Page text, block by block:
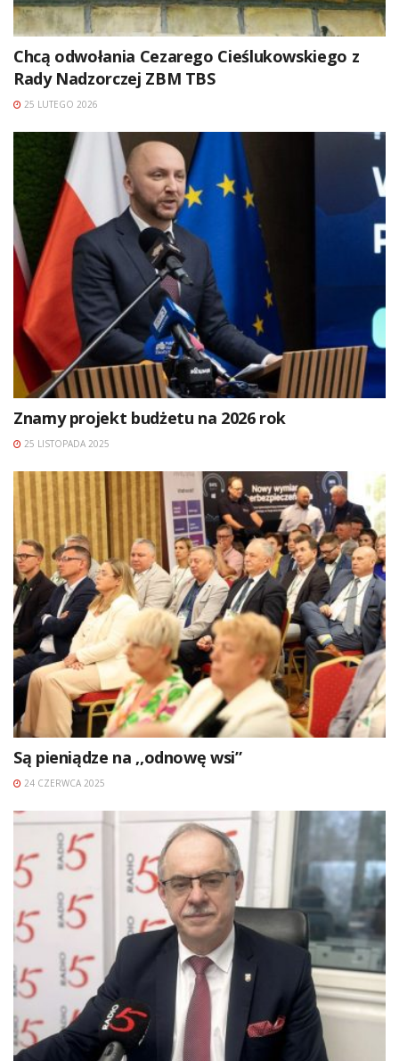
Chcą odwołania Cezarego Cieślukowskiego z
Rady Nadzorczej ZBM TBS
25 LUTEGO 2026
Znamy projekt budżetu na 2026 rok
25 LISTOPADA 2025
Są pieniądze na ,,odnowę wsi”
24 CZERWCA 2025